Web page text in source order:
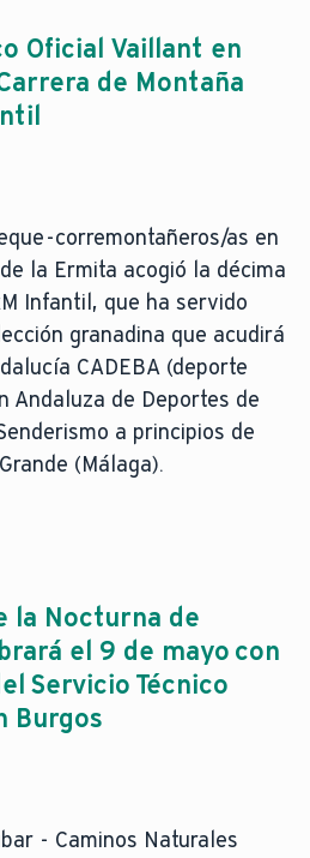
Oficial Vaillant en
de Montaña
corremontañeros/as en
la Ermita acogió la décima
Infantil, que ha servido
granadina que acudirá
CADEBA (deporte
Andaluza de Deportes de
a principios de
(Málaga).
la Nocturna de
el 9 de mayo con
Servicio Técnico
Burgos
- Caminos Naturales